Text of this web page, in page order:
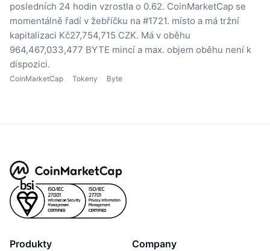
posledních 24 hodin vzrostla o 0.62. CoinMarketCap se
momentálně řadí v žebříčku na #1721. místo a má tržní
kapitalizaci Kč27,754,715 CZK. Má v oběhu
964,467,033,477 BYTE mincí a max. objem oběhu není k
dispozici.
CoinMarketCap Tokeny Byte
Produkty Company